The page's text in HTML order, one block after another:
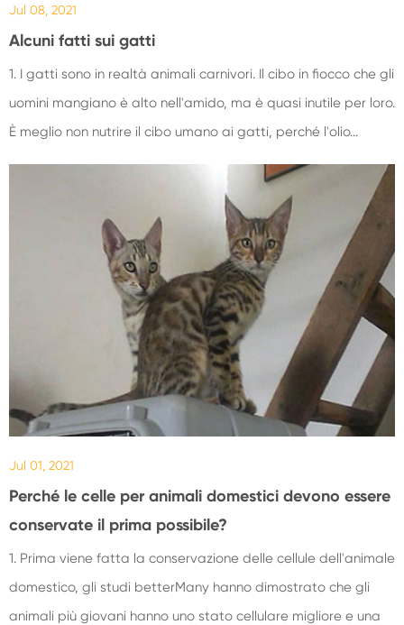
Jul 08, 2021
Alcuni fatti sui gatti
1. I gatti sono in realtà animali carnivori. Il cibo in fiocco che gli
uomini mangiano è alto nell'amido, ma è quasi inutile per loro.
È meglio non nutrire il cibo umano ai gatti, perché l'olio...
Jul 01, 2021
Perché le celle per animali domestici devono essere
conservate il prima possibile?
1. Prima viene fatta la conservazione delle cellule dell'animale
domestico, gli studi betterMany hanno dimostrato che gli
animali più giovani hanno uno stato cellulare migliore e una